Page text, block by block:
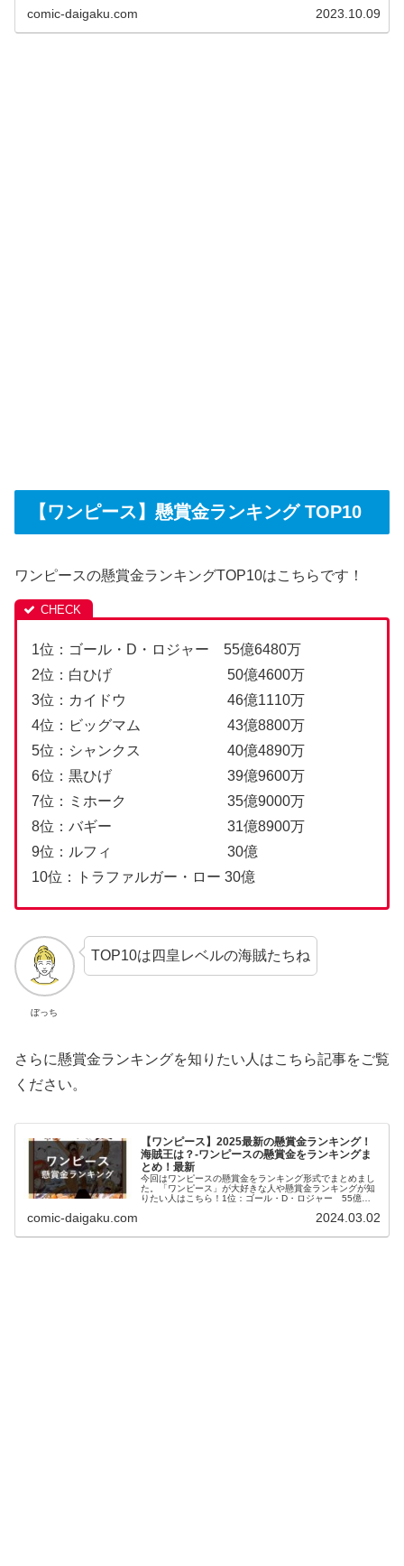
い！イゾウは白髭海賊団の16番隊隊長です。
comic-daigaku.com 2023.10.09
【ワンピース】懸賞金ランキング TOP10
ワンピースの懸賞金ランキングTOP10はこちらです！
1位：ゴール・D・ロジャー 55億6480万
2位：白ひげ 50億4600万
3位：カイドウ 46億1110万
4位：ビッグマム 43億8800万
5位：シャンクス 40億4890万
6位：黒ひげ 39億9600万
7位：ミホーク 35億9000万
8位：バギー 31億8900万
9位：ルフィ 30億
10位：トラファルガー・ロー 30億
ぼっち
TOP10は四皇レベルの海賊たちね
さらに懸賞金ランキングを知りたい人はこちら記事をご覧
ください。
【ワンピース】2025最新の懸賞金ランキング！
海賊王は？-ワンピースの懸賞金をランキングま
とめ！最新
今回はワンピースの懸賞金をランキング形式でまとめまし
た。「ワンピース」が大好きな人や懸賞金ランキングが知
りたい人はこちら！1位：ゴール・D・ロジャー 55億
1110万4位：ビッグマム 43億8800万5位：シャンクス
comic-daigaku.com 2024.03.02